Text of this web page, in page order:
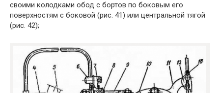
своими колодками обод с бортов по боковым его
поверхностям с боковой (рис. 41) или центральной тягой
(рис. 42);